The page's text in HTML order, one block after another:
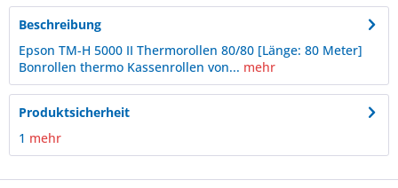
Beschreibung
Epson TM-H 5000 II Thermorollen 80/80 [Länge: 80 Meter]
Bonrollen thermo Kassenrollen von... mehr
Produktsicherheit
1 mehr